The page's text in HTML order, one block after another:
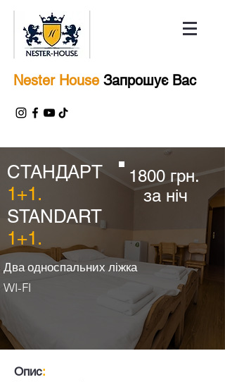
Nester House Запрошує Вас
Два односпальних ліжка
WI-FI
СТАНДАРТ
1+1.
1800 грн.
за ніч
STANDART
1+1.
Опис: